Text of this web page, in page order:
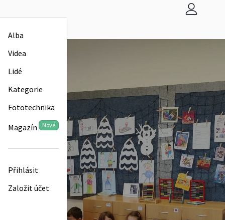
Alba
Videa
Lidé
Kategorie
Fototechnika
Magazín Nové
Přihlásit
Založit účet